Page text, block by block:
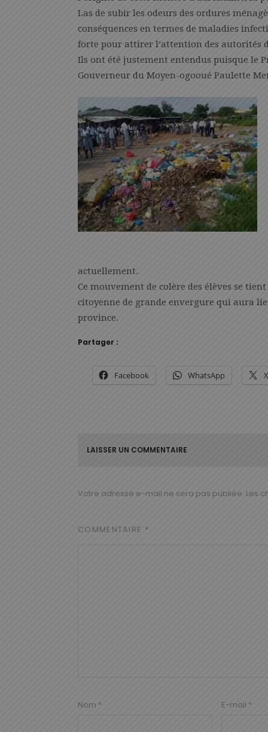
Las de subir les odeurs des ordures
conséquences en termes de maladies
forte pour attirer l’attention des autorités
Ils ont été justement entendus puisque le
Gouverneur du Moyen-ogooué Paulette
actuellement.
Ce mouvement de colère des élèves se
citoyenne de grande envergure qui aura
province.
Partager :
Facebook WhatsApp X
LAISSER UN COMMENTAIRE
Votre adresse e-mail ne sera pas publiée. Les
COMMENTAIRE *
Nom * E-mail *